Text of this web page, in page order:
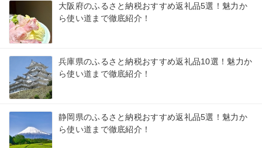
大阪府のふるさと納税おすすめ返礼品5選！魅力か
ら使い道まで徹底紹介！
兵庫県のふるさと納税おすすめ返礼品10選！魅力か
ら使い道まで徹底紹介！
静岡県のふるさと納税おすすめ返礼品5選！魅力か
ら使い道まで徹底紹介！